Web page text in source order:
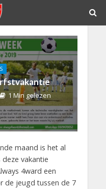
1 Min gelezen
maand is het al
vakantie
4ward een
de jeugd tussen de 7